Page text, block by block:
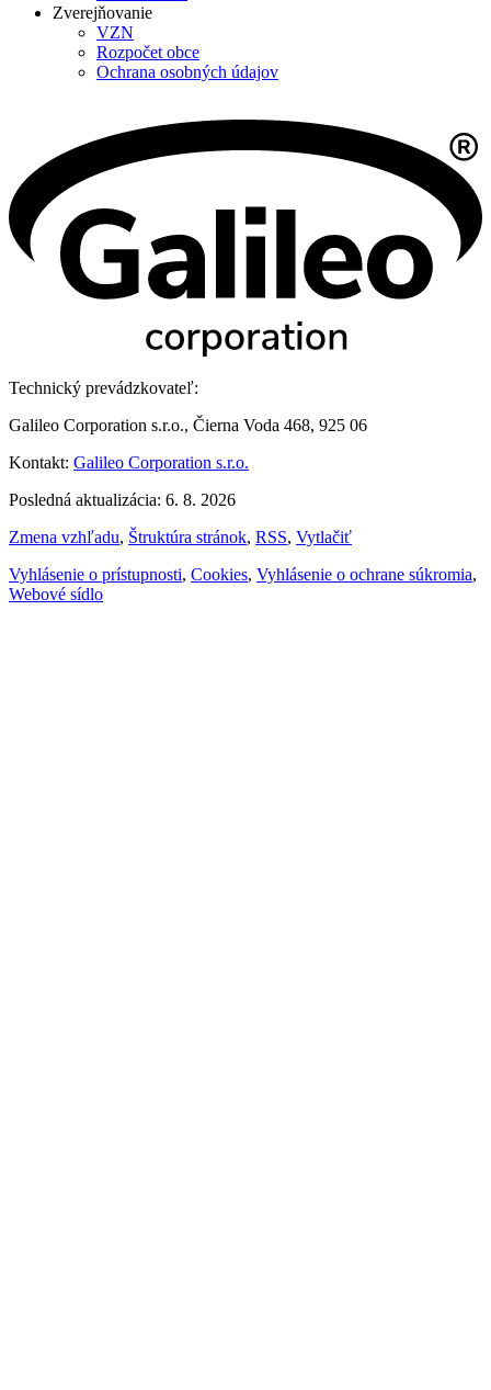
Zverejňovanie
VZN
Rozpočet obce
Ochrana osobných údajov
Technický prevádzkovateľ:
Galileo Corporation s.r.o., Čierna Voda 468, 925 06
Kontakt: Galileo Corporation s.r.o.
Posledná aktualizácia: 6. 8. 2026
Zmena vzhľadu, Štruktúra stránok, RSS, Vytlačiť
Vyhlásenie o prístupnosti, Cookies, Vyhlásenie o ochrane súkromia,
Webové sídlo